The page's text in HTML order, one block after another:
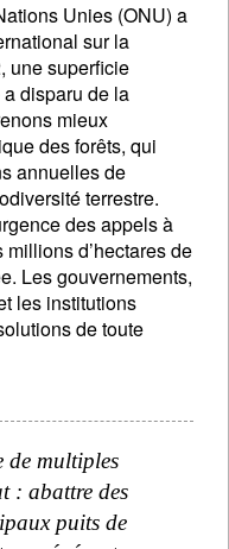
Unies (ONU) a
sur la
une superficie
disparu de la
mieux
des forêts, qui
annuelles de
terrestre.
des appels à
d’hectares de
Les gouvernements,
les institutions
de toute
de multiples
: abattre des
puits de